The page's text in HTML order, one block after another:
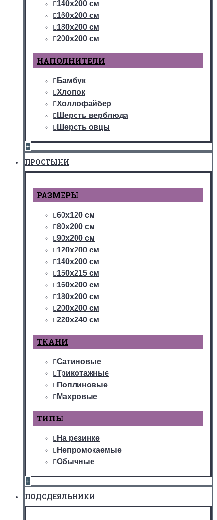
140х200 см
160х200 см
180х200 см
200х200 см
НАПОЛНИТЕЛИ
Бамбук
Хлопок
Холлофайбер
Шерсть верблюда
Шерсть овцы
+
ПРОСТЫНИ
РАЗМЕРЫ
60х120 см
80х200 см
90х200 см
120х200 см
140х200 см
150х215 см
160х200 см
180х200 см
200х200 см
220х240 см
ТКАНИ
Сатиновые
Трикотажные
Поплиновые
Махровые
ТИПЫ
На резинке
Непромокаемые
Обычные
+
ПОДОДЕЯЛЬНИКИ